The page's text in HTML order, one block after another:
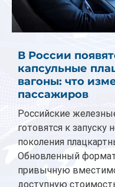
В России
капсульные
вагоны: что
пассажиров
Российские
готовятся к запуску
поколения
Обновленный
привычную
доступную